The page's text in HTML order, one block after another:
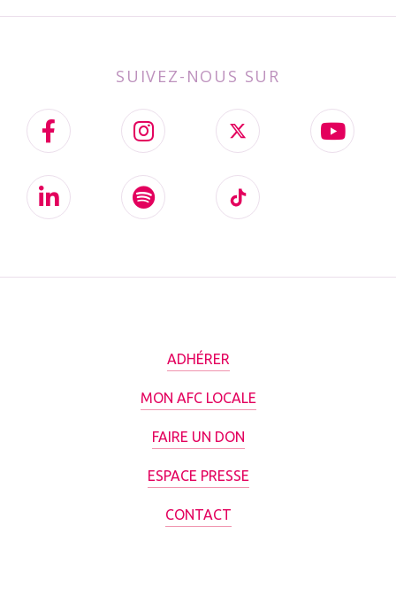
SUIVEZ-NOUS SUR
ADHÉRER
MON AFC LOCALE
FAIRE UN DON
ESPACE PRESSE
CONTACT